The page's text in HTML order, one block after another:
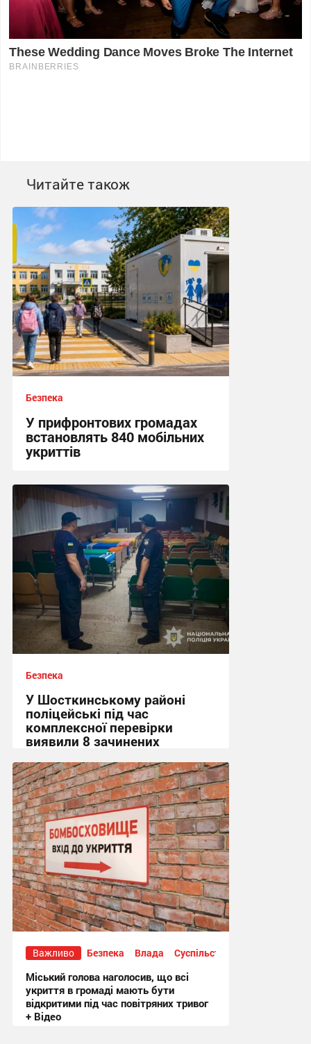
Читайте також
Безпека
У прифронтових громадах
встановлять 840 мобільних
укриттів
12:57 вчора
Безпека
У Шосткинському районі
поліцейські під час
комплексної перевірки
виявили 8 зачинених
15:36, 7.08.2026
Важливо Безпека Влада Суспільство
Міський голова наголосив, що всі
укриття в громаді мають бути
відкритими під час повітряних тривог
+ Відео